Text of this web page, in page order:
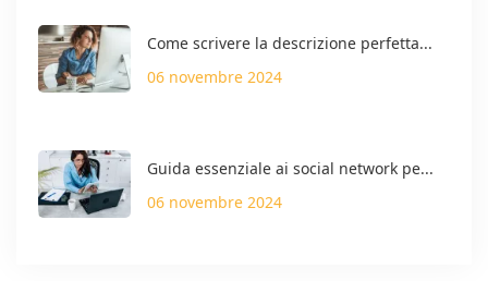
Come scrivere la descrizione perfetta...
06 novembre 2024
Guida essenziale ai social network pe...
06 novembre 2024